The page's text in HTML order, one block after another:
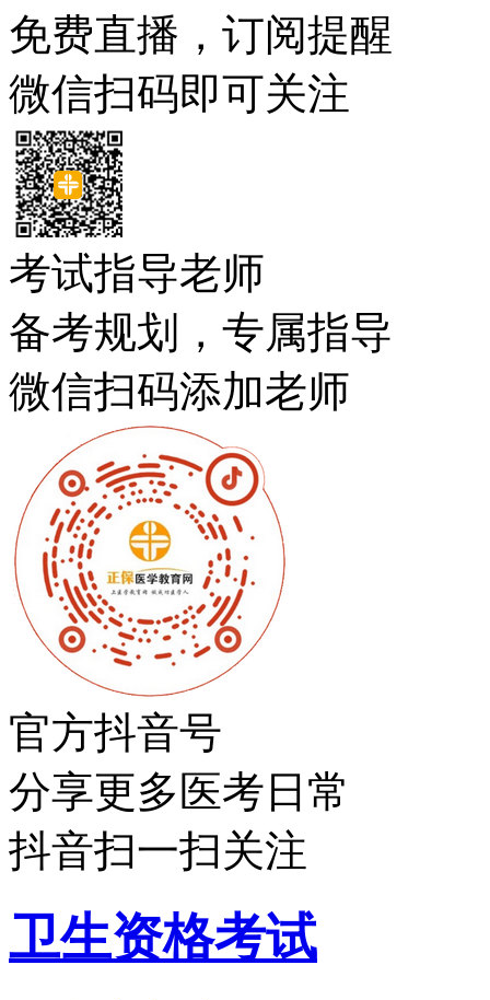
免费直播，订阅提醒
微信扫码即可关注
考试指导老师
备考规划，专属指导
微信扫码添加老师
官方抖音号
分享更多医考日常
抖音扫一扫关注
卫生资格考试